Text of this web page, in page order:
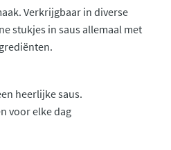
Verkrijgbaar in diverse
stukjes in saus allemaal met
heerlijke saus.
voor elke dag